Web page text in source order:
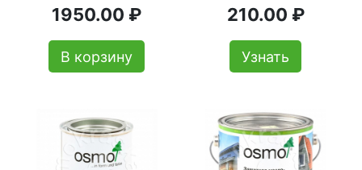
1950.00 ₽
В корзину
210.00 ₽
Узнать